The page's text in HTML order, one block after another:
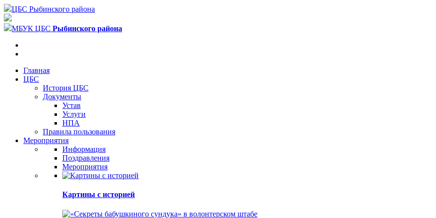
ЦБС Рыбинского района
МБУК ЦБС Рыбинского района
Главная
ЦБС
История ЦБС
Документы
Устав
Услуги
НПА
Правила пользования
Мероприятия
Информация
Поздравления
Мероприятия
Картины с историей